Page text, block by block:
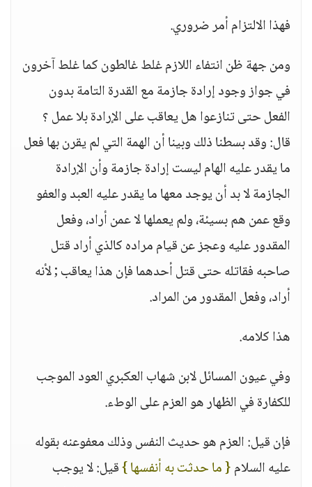
فهذا الالتزام أمر ضروري.
ومن جهة ظن انتفاء اللازم غلط غالطون كما غلط آخرون
في جواز وجود إرادة جازمة مع القدرة التامة بدون
الفعل حتى تنازعوا هل يعاقب على الإرادة بلا عمل ؟
قال: وقد بسطنا ذلك وبينا أن الهمة التي لم يقرن بها فعل
ما يقدر عليه الهام ليست إرادة جازمة وأن الإرادة
الجازمة لا بد أن يوجد معها ما يقدر عليه العبد والعفو
وقع عمن هم بسيئة، ولم يعملها لا عمن أراد، وفعل
المقدور عليه وعجز عن قيام مراده كالذي أراد قتل
صاحبه فقاتله حتى قتل أحدهما فإن هذا يعاقب ; لأنه
أراد، وفعل المقدور من المراد.
هذا كلامه.
وفي عيون المسائل لابن شهاب العكبري العود الموجب
للكفارة في الظهار هو العزم على الوطء.
فإن قيل: العزم هو حديث النفس وذلك معفوعنه بقوله
عليه السلام{ ما حدثت به أنفسها }قيل: لا يوجب